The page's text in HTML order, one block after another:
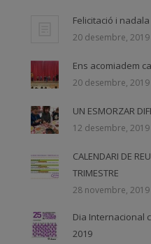
Felicitació i nadala
20 desembre, 2019
Ens acomiadem
20 desembre, 2019
UN ESMORZAR
12 desembre, 2019
CALENDARI DE
TRIMESTRE
28 novembre, 2019
Dia Internacional
2019